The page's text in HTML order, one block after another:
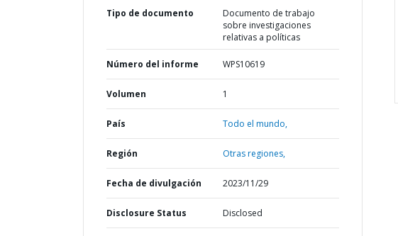
Tipo de documento
Documento de trabajo
sobre investigaciones
relativas a políticas
Número del informe WPS10619
Volumen 1
País Todo el mundo,
Región Otras regiones,
Fecha de divulgación 2023/11/29
Disclosure Status Disclosed